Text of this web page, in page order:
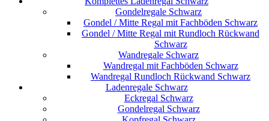
Gondelregale Schwarz
Gondel / Mitte Regal mit Fachböden Schwarz
Gondel / Mitte Regal mit Rundloch Rückwand
Schwarz
Wandregale Schwarz
Wandregal mit Fachböden Schwarz
Wandregal Rundloch Rückwand Schwarz
Ladenregale Schwarz
Eckregal Schwarz
Gondelregal Schwarz